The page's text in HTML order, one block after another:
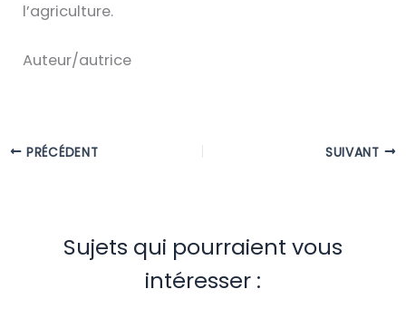
l’agriculture.
Auteur/autrice
PRÉCÉDENT SUIVANT
Sujets qui pourraient vous
intéresser :